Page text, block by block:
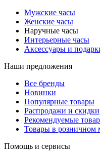
Мужские часы
Женские часы
Наручные часы
Интерьерные часы
Аксессуары и
Наши предложения
Все бренды
Новинки
Популярные товары
Распродажи и скидки
Рекомендуемые
Товары в розничном
Помощь и сервисы